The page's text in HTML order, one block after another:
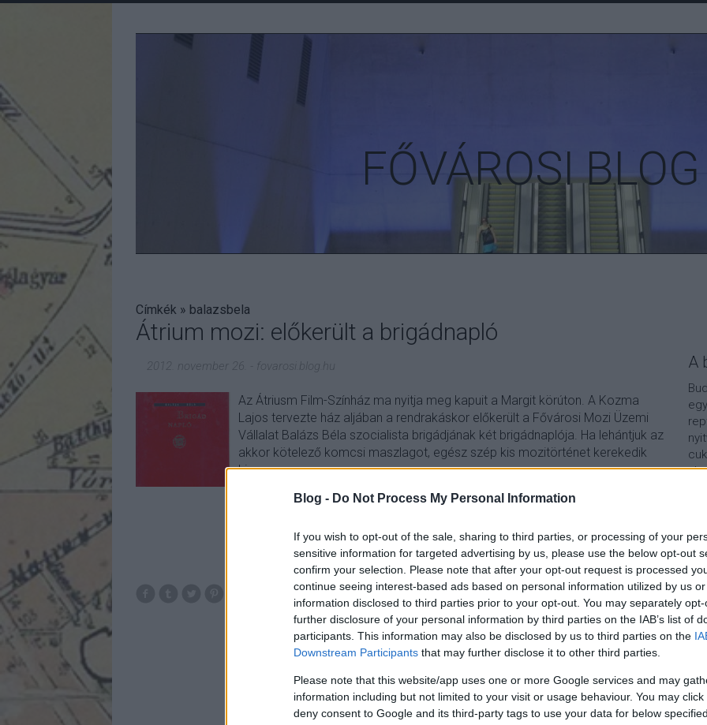
Blog - Do Not Process My Personal Information
If you wish to opt-out of the sale, sharing to third parties, or processing of your
sensitive information for targeted advertising by us, please use the below opt-out
confirm your selection. Please note that after your opt-out request is processed
continue seeing interest-based ads based on personal information utilized by us
information disclosed to third parties prior to your opt-out. You may separately
further disclosure of your personal information by third parties on the IAB’s list of
participants. This information may also be disclosed by us to third parties on the
Downstream Participants that may further disclose it to other third parties.
Please note that this website/app uses one or more Google services and may
information including but not limited to your visit or usage behaviour. You may
deny consent to Google and its third-party tags to use your data for below
FŐVÁROSI BLOG
Címkék » balazsbela
Átrium mozi: előkerült a brigádnapló
2012. november 26. fovarosi.blog.hu
Az Átriusm Film-Színház ma nyitja meg kapuit a Margit körúton. A Kozma
Lajos tervezte ház aljában a rendrakáskor előkerült a Fővárosi Mozi Üzemi
Vállalat Balázs Béla szocialista brigádjának két brigádnaplója. Ha lehántjuk az
akkor kötelező komcsi maszlagot, egész szép kis mozitörténet kerekedik
ki…
TOVÁBB
2komment
mozi mozik atriummozi fomo balazsbelabrigad balazsbela
A
A